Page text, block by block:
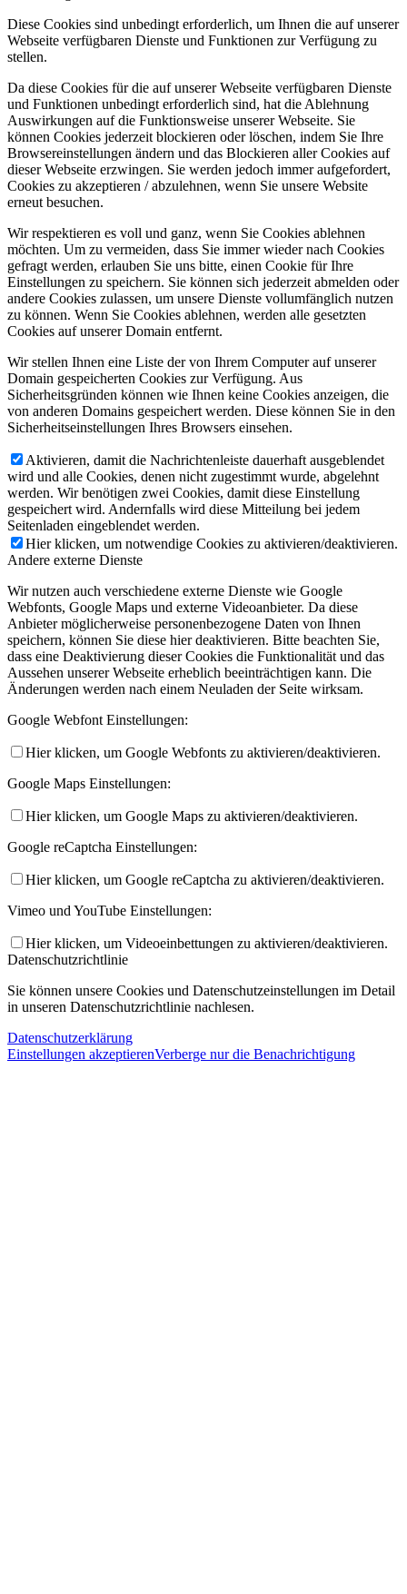
Diese Cookies sind unbedingt erforderlich, um Ihnen die auf unserer
Webseite verfügbaren Dienste und Funktionen zur Verfügung zu
stellen.
Da diese Cookies für die auf unserer Webseite verfügbaren Dienste
und Funktionen unbedingt erforderlich sind, hat die Ablehnung
Auswirkungen auf die Funktionsweise unserer Webseite. Sie
können Cookies jederzeit blockieren oder löschen, indem Sie Ihre
Browsereinstellungen ändern und das Blockieren aller Cookies auf
dieser Webseite erzwingen. Sie werden jedoch immer aufgefordert,
Cookies zu akzeptieren / abzulehnen, wenn Sie unsere Website
erneut besuchen.
Wir respektieren es voll und ganz, wenn Sie Cookies ablehnen
möchten. Um zu vermeiden, dass Sie immer wieder nach Cookies
gefragt werden, erlauben Sie uns bitte, einen Cookie für Ihre
Einstellungen zu speichern. Sie können sich jederzeit abmelden oder
andere Cookies zulassen, um unsere Dienste vollumfänglich nutzen
zu können. Wenn Sie Cookies ablehnen, werden alle gesetzten
Cookies auf unserer Domain entfernt.
Wir stellen Ihnen eine Liste der von Ihrem Computer auf unserer
Domain gespeicherten Cookies zur Verfügung. Aus
Sicherheitsgründen können wie Ihnen keine Cookies anzeigen, die
von anderen Domains gespeichert werden. Diese können Sie in den
Sicherheitseinstellungen Ihres Browsers einsehen.
Aktivieren, damit die Nachrichtenleiste dauerhaft ausgeblendet
wird und alle Cookies, denen nicht zugestimmt wurde, abgelehnt
werden. Wir benötigen zwei Cookies, damit diese Einstellung
gespeichert wird. Andernfalls wird diese Mitteilung bei jedem
Seitenladen eingeblendet werden.
Hier klicken, um notwendige Cookies zu aktivieren/deaktivieren.
Andere externe Dienste
Wir nutzen auch verschiedene externe Dienste wie Google
Webfonts, Google Maps und externe Videoanbieter. Da diese
Anbieter möglicherweise personenbezogene Daten von Ihnen
speichern, können Sie diese hier deaktivieren. Bitte beachten Sie,
dass eine Deaktivierung dieser Cookies die Funktionalität und das
Aussehen unserer Webseite erheblich beeinträchtigen kann. Die
Änderungen werden nach einem Neuladen der Seite wirksam.
Google Webfont Einstellungen:
Hier klicken, um Google Webfonts zu aktivieren/deaktivieren.
Google Maps Einstellungen:
Hier klicken, um Google Maps zu aktivieren/deaktivieren.
Google reCaptcha Einstellungen:
Hier klicken, um Google reCaptcha zu aktivieren/deaktivieren.
Vimeo und YouTube Einstellungen:
Hier klicken, um Videoeinbettungen zu aktivieren/deaktivieren.
Datenschutzrichtlinie
Sie können unsere Cookies und Datenschutzeinstellungen im Detail
in unseren Datenschutzrichtlinie nachlesen.
Datenschutzerklärung
Einstellungen akzeptierenVerberge nur die Benachrichtigung